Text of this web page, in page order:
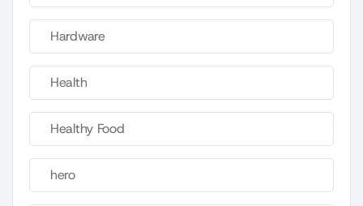
Hardware
Health
Healthy Food
hero